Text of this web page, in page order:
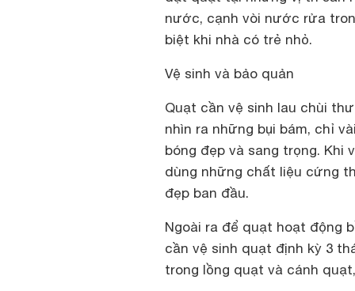
nước, cạnh vòi nước rửa
biệt khi nhà có trẻ nhỏ.
Vệ sinh và bảo quản
Quạt cần vệ sinh lau chùi
nhìn ra những bụi bám, chỉ
bóng đẹp và sang trọng.
dùng những chất liệu cứng
đẹp ban đầu.
Ngoài ra để quạt hoạt động
cần vệ sinh quạt định kỳ 3
trong lồng quạt và cánh